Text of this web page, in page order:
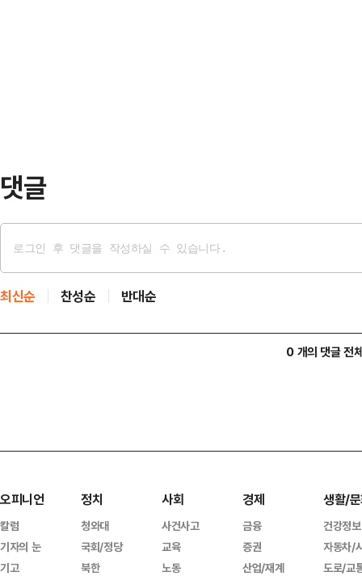
댓글
최신순 찬성순 반대순
0 개의 댓글 전
오피니언
칼럼
기자의 눈
기고
정치
청와대
국회/정당
북한
사회
사건사고
교육
노동
경제
금융
증권
산업/재계
생활/
건강정보
자동차/
도로/교